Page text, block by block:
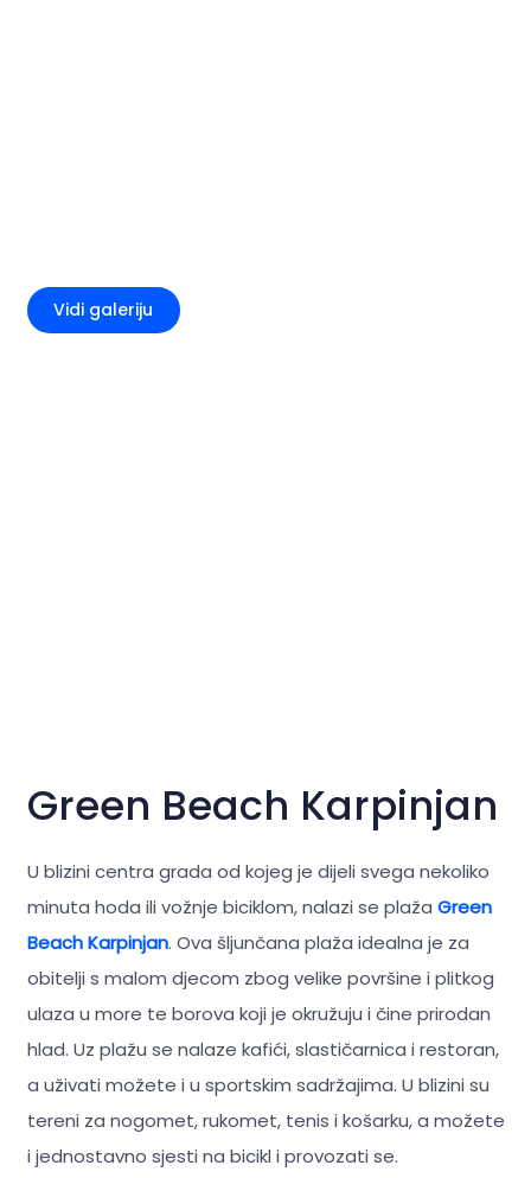
Vidi galeriju
Green Beach Karpinjan
U blizini centra grada od kojeg je dijeli svega nekoliko
minuta hoda ili vožnje biciklom, nalazi se plaža Green
Beach Karpinjan. Ova šljunčana plaža idealna je za
obitelji s malom djecom zbog velike površine i plitkog
ulaza u more te borova koji je okružuju i čine prirodan
hlad. Uz plažu se nalaze kafići, slastičarnica i restoran,
a uživati možete i u sportskim sadržajima. U blizini su
tereni za nogomet, rukomet, tenis i košarku, a možete
i jednostavno sjesti na bicikl i provozati se.